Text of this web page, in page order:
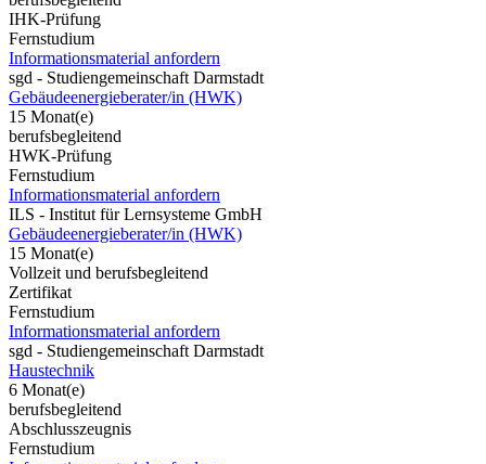
IHK-Prüfung
Fernstudium
Informationsmaterial anfordern
sgd - Studiengemeinschaft Darmstadt
Gebäudeenergieberater/in (HWK)
15 Monat(e)
berufsbegleitend
HWK-Prüfung
Fernstudium
Informationsmaterial anfordern
ILS - Institut für Lernsysteme GmbH
Gebäudeenergieberater/in (HWK)
15 Monat(e)
Vollzeit und berufsbegleitend
Zertifikat
Fernstudium
Informationsmaterial anfordern
sgd - Studiengemeinschaft Darmstadt
Haustechnik
6 Monat(e)
berufsbegleitend
Abschlusszeugnis
Fernstudium